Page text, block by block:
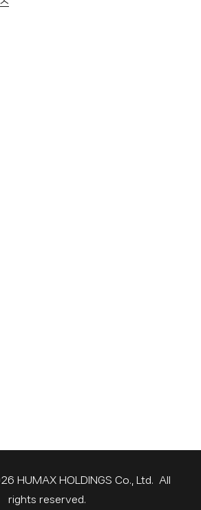
HUMAX HOLDINGS Co., Ltd. All
rights reserved.